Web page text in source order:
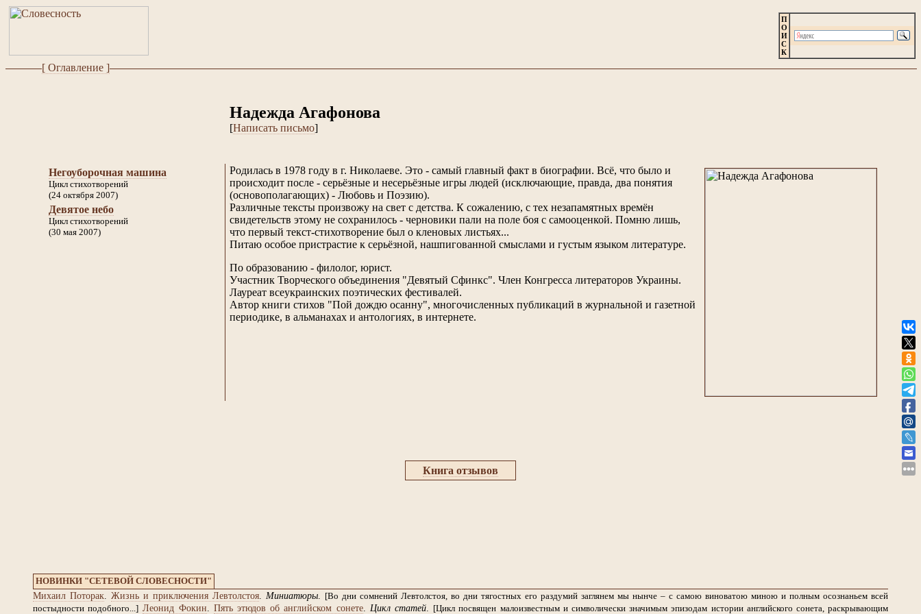
П
О
И
С
К
[ Оглавление ]
Надежда Агафонова
[Написать письмо]
Негоуборочная машина
Цикл стихотворений
(24 октября 2007)
Девятое небо
Цикл стихотворений
(30 мая 2007)
Родилась в 1978 году в г. Николаеве. Это - самый главный факт в биографии. Всё, что было и
происходит после - серьёзные и несерьёзные игры людей (исключающие, правда, два понятия
(основополагающих) - Любовь и Поэзию).
Различные тексты произвожу на свет с детства. К сожалению, с тех незапамятных времён
свидетельств этому не сохранилось - черновики пали на поле боя с самооценкой. Помню лишь,
что первый текст-стихотворение был о кленовых листьях...
Питаю особое пристрастие к серьёзной, нашпигованной смыслами и густым языком литературе.
По образованию - филолог, юрист.
Участник Творческого объединения "Девятый Сфинкс". Член Конгресса литераторов Украины.
Лауреат всеукраинских поэтических фестивалей.
Автор книги стихов "Пой дождю осанну", многочисленных публикаций в журнальной и газетной
периодике, в альманахах и антологиях, в интернете.
Книга отзывов
НОВИНКИ "СЕТЕВОЙ СЛОВЕСНОСТИ"
Михаил Поторак. Жизнь и приключения Левтолстоя. Миниатюры.
[Во дни сомнений Левтолстоя, во дни тягостных его раздумий заглянем мы нынче – с самою виноватою миною и полным осознаньем всей
постыдности подобного...] Леонид Фокин. Пять этюдов об английском сонете. Цикл статей. [Цикл посвящен малоизвестным и символически значимым эпизодам истории английского сонета, раскрывающим